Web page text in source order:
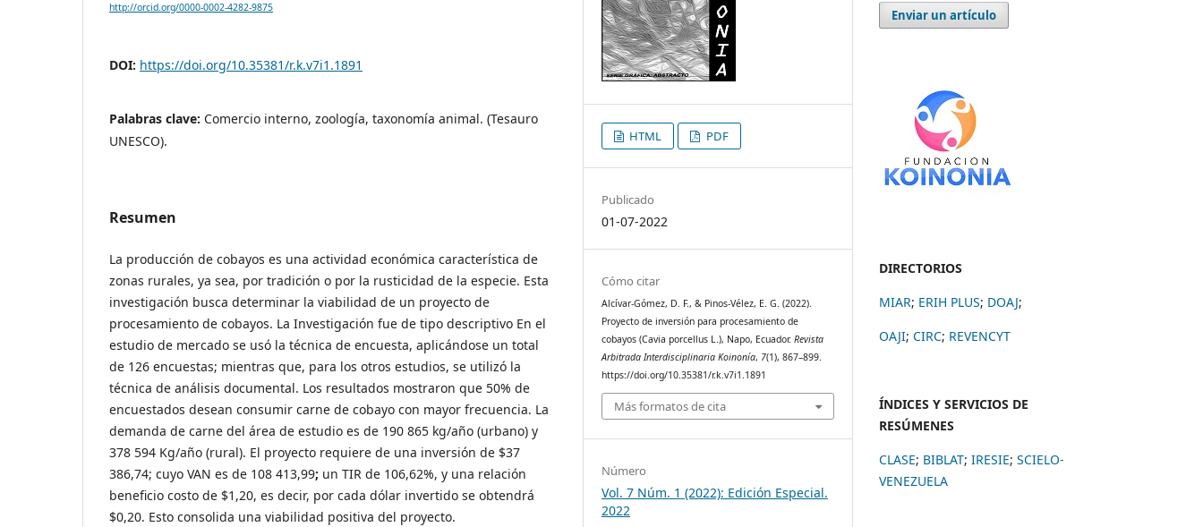
http://orcid.org/0000-0002-4282-9875
DOI: https://doi.org/10.35381/r.k.v7i1.1891
Palabras clave: Comercio interno, zoología, taxonomía animal. (Tesauro
UNESCO).
Resumen
La producción de cobayos es una actividad económica característica de
zonas rurales, ya sea, por tradición o por la rusticidad de la especie. Esta
investigación busca determinar la viabilidad de un proyecto de
procesamiento de cobayos. La Investigación fue de tipo descriptivo En el
estudio de mercado se usó la técnica de encuesta, aplicándose un total
de 126 encuestas; mientras que, para los otros estudios, se utilizó la
técnica de análisis documental. Los resultados mostraron que 50% de
encuestados desean consumir carne de cobayo con mayor frecuencia. La
demanda de carne del área de estudio es de 190 865 kg/año (urbano) y
378 594 Kg/año (rural). El proyecto requiere de una inversión de $37
386,74; cuyo VAN es de 108 413,99; un TIR de 106,62%, y una relación
beneficio costo de $1,20, es decir, por cada dólar invertido se obtendrá
$0,20. Esto consolida una viabilidad positiva del proyecto.
HTML PDF
Publicado
01-07-2022
Cómo citar
Alcívar-Gómez, D. F., & Pinos-Vélez, E. G. (2022).
Proyecto de inversión para procesamiento de
cobayos (Cavia porcellus L.), Napo, Ecuador.Revista
Arbitrada Interdisciplinaria Koinonía, 7(1), 867–899.
https://doi.org/10.35381/r.k.v7i1.1891
Más formatos de cita
Número
Vol. 7 Núm. 1 (2022): Edición Especial.
2022
Enviar un artículo
DIRECTORIOS
MIAR; ERIH PLUS; DOAJ;
OAJI; CIRC; REVENCYT
ÍNDICES Y SERVICIOS DE
RESÚMENES
CLASE; BIBLAT; IRESIE; SCIELO-
VENEZUELA